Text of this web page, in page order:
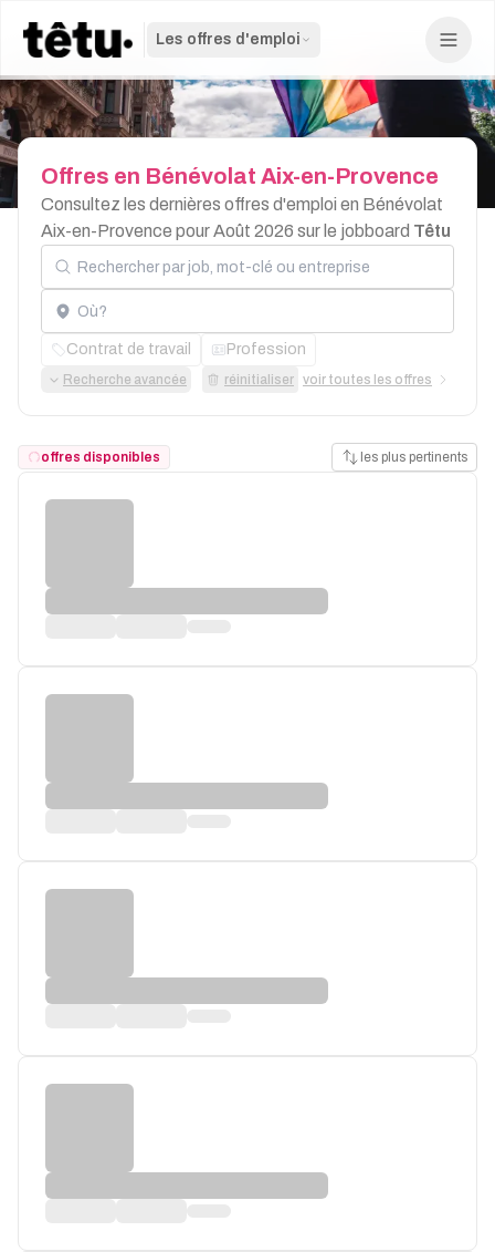
Les offres d'emploi
Offres en Bénévolat Aix-en-Provence
Consultez les dernières offres d'emploi en Bénévolat
Aix-en-Provence pour Août 2026 sur le jobboard Têtu
Rechercher par job, mot-clé ou entreprise
Localisation
Contrat de travail Profession
Recherche avancée réinitialiser voir toutes les offres
offres disponibles les plus pertinents